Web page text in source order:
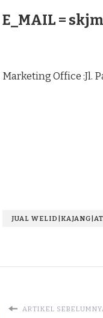
E_MAIL =
Marketing Office :Jl.
JUAL
ARTIKEL